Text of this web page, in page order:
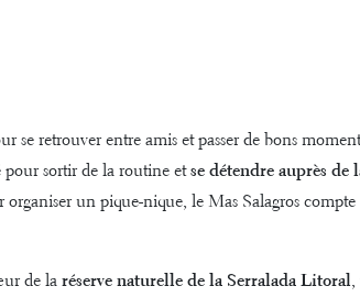
retrouver entre amis et passer de bons
pour sortir de la routine etse détendre auprès de
un pique-nique, le Mas Salagros compte
de la réserve naturelle de la Serralada Litoral,